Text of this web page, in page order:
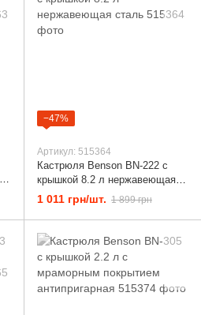
−47%
Артикул: 515364
Кастрюля Benson BN-222 с
крышкой 8.2 л нержавеющая
сталь
1 011 грн/шт. 1 899 грн